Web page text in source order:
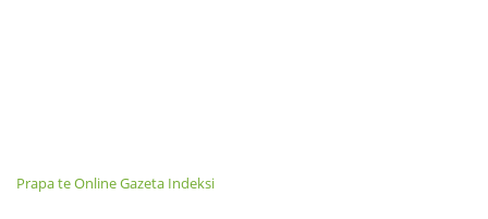
Prapa te Online Gazeta Indeksi